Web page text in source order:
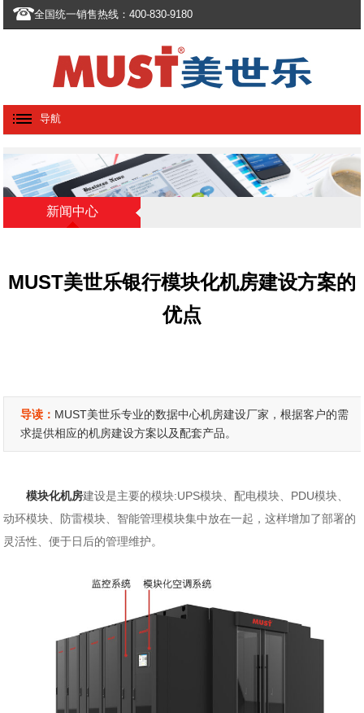
全国统一销售热线：400-830-9180
导航
新闻中心
MUST美世乐银行模块化机房建设方案的
优点
导读： MUST美世乐专业的数据中心机房建设厂家，根据客户的需
求提供相应的机房建设方案以及配套产品。
模块化机房建设是主要的模块:UPS模块、配电模块、PDU模块、
动环模块、防雷模块、智能管理模块集中放在一起，这样增加了部署的
灵活性、便于日后的管理维护。